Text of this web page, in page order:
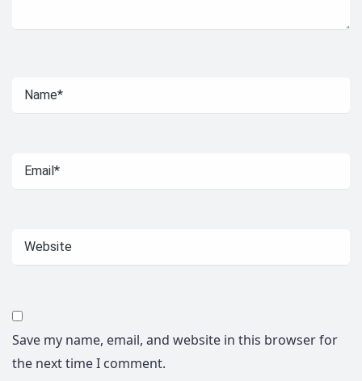
Save my name, email, and website in this browser for
the next time I comment.